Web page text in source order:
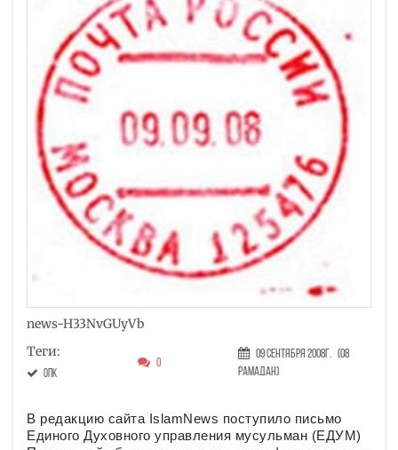
news-H33NvGUyVb
Теги:
ОПК
0
09 Сентября 2008г. (08
Рамадан)
В редакцию сайта IslamNews поступило письмо
Единого Духовного управления мусульман (ЕДУМ)